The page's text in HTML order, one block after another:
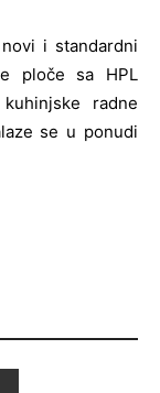
i standardni
ploče sa HPL
radne
se u ponudi